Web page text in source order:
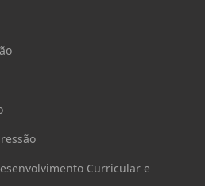
Curricular e